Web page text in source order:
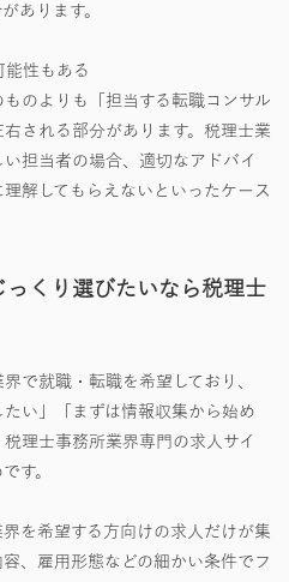
あります。
能性もある
のよりも「担当する転職コンサル
される部分があります。税理士業
担当者の場合、適切なアドバイ
解してもらえないといったケース
くり選びたいなら税理士
で就職・転職を希望しており、
たい」「まずは情報収集から始め
理士事務所業界専門の求人サイ
す。
を希望する方向けの求人だけが集
、雇用形態などの細かい条件でフ